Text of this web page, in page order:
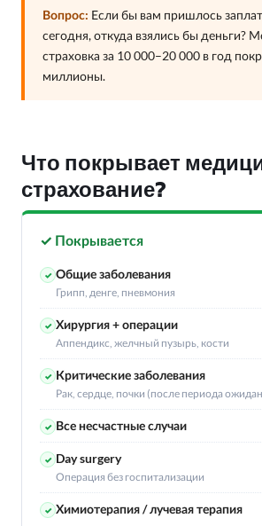
Вопрос: Если бы вам пришлось
сегодня, откуда взялись бы деньги?
страховка за 10 000–20 000 в год
миллионы.
Что покрывает
страхование?
✓ Покрывается
✓ Общие заболевания
Грипп, денге, пневмония
✓ Хирургия + операции
Аппендикс, желчный пузырь, кости
✓ Критические заболевания
Рак, сердце, почки (после периода
✓ Все несчастные случаи
✓ Day surgery
Операция без госпитализации
✓ Химиотерапия / лучевая терапия